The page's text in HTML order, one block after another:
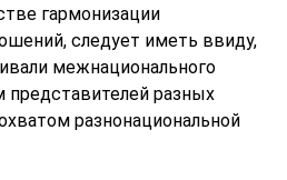
гармонизации
следует иметь ввиду,
межнационального
представителей разных
разнонациональной